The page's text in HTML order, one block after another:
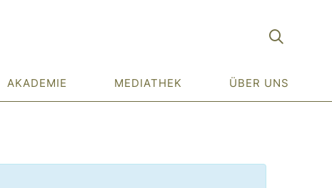
AKADEMIE MEDIATHEK ÜBER UNS